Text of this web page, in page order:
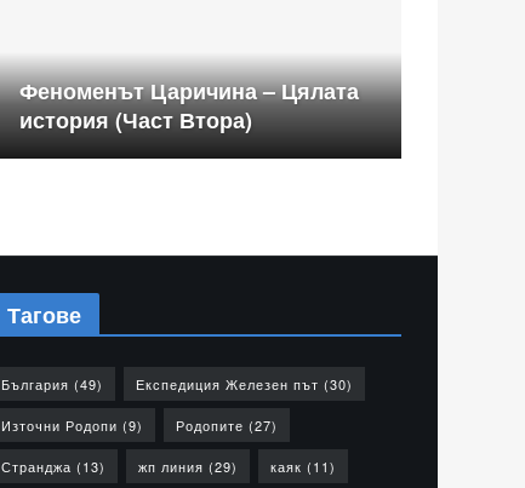
Феноменът Царичина – Цялата
история (Част Втора)
Тагове
България (49) Експедиция Железен път (30)
Източни Родопи (9) Родопите (27)
Странджа (13) жп линия (29) каяк (11)